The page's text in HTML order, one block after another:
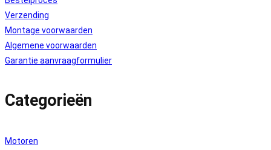
Verzending
Montage voorwaarden
Algemene voorwaarden
Garantie aanvraagformulier
Categorieën
Motoren